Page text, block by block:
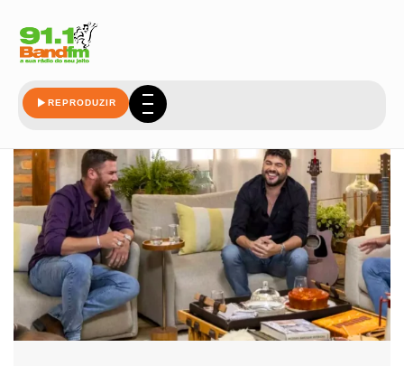
REPRODUZIR